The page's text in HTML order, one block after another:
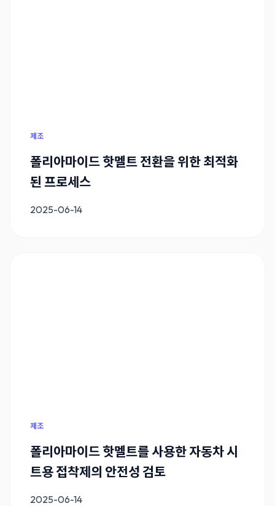
제조
폴리아마이드 핫멜트 전환을 위한 최적화
된 프로세스
2025-06-14
제조
폴리아마이드 핫멜트를 사용한 자동차 시
트용 접착제의 안전성 검토
2025-06-14